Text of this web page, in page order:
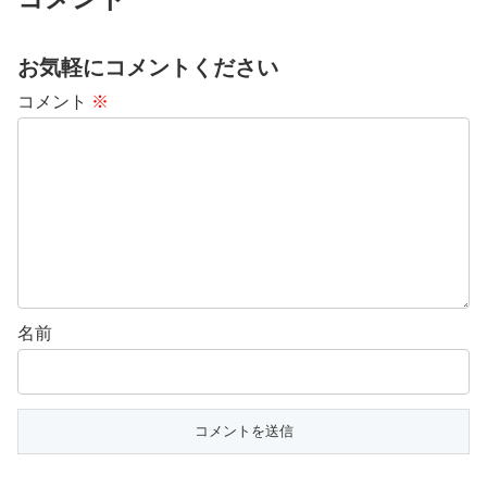
お気軽にコメントください
コメント ※
名前